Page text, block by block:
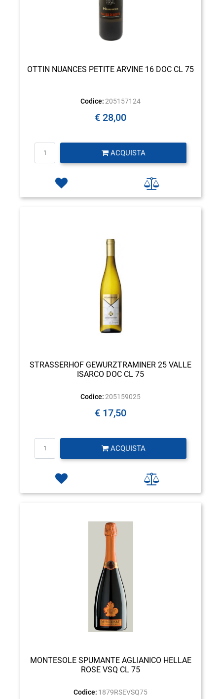
OTTIN NUANCES PETITE ARVINE 16 DOC CL 75
Codice: 205157124
€ 28,00
ACQUISTA
STRASSERHOF GEWURZTRAMINER 25 VALLE
ISARCO DOC CL 75
Codice: 205159025
€ 17,50
ACQUISTA
MONTESOLE SPUMANTE AGLIANICO HELLAE
ROSE VSQ CL 75
Codice: 1879RSEVSQ75